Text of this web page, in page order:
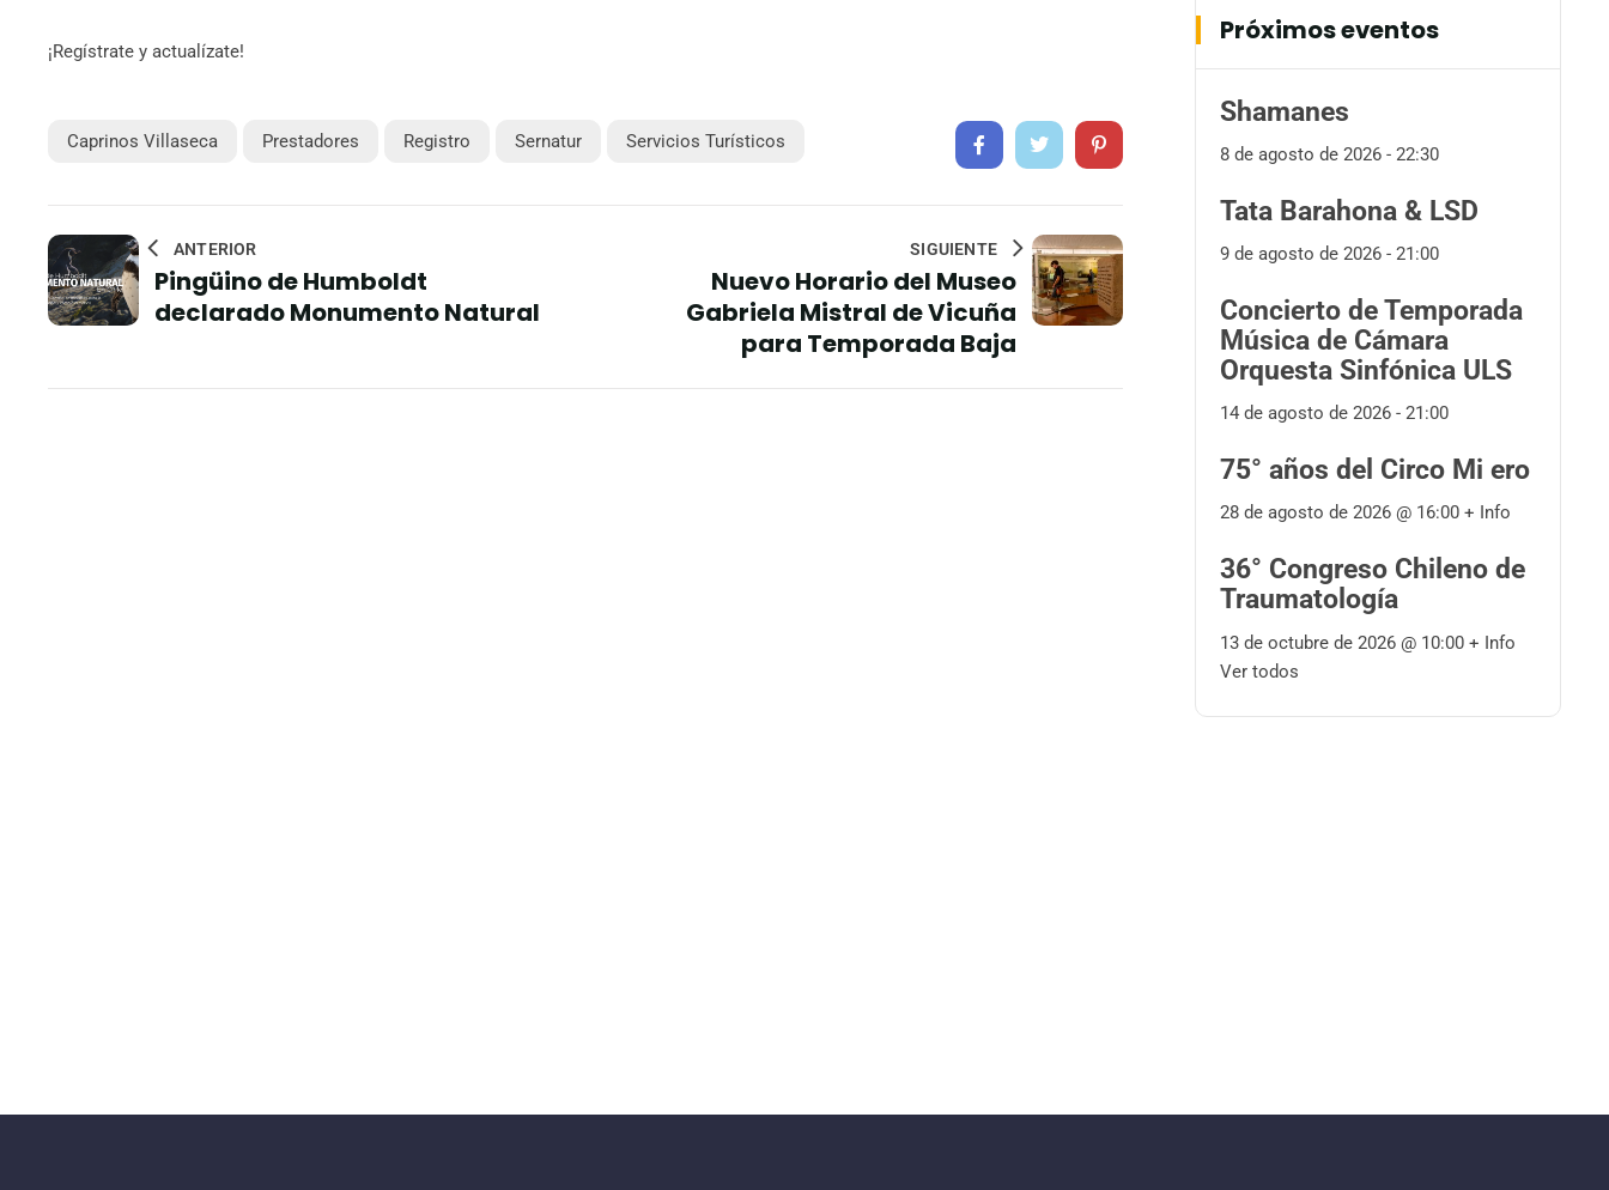
¡Regístrate y actualízate!
Caprinos Villaseca Prestadores Registro Sernatur Servicios Turísticos
ANTERIOR
Pingüino de Humboldt
declarado Monumento Natural
SIGUIENTE
Nuevo Horario del Museo
Gabriela Mistral de Vicuña
para Temporada Baja
Próximos eventos
Shamanes
8 de agosto de 2026 - 22:30
Tata Barahona & LSD
9 de agosto de 2026 - 21:00
Concierto de Temporada
Música de Cámara
Orquesta Sinfónica ULS
14 de agosto de 2026 - 21:00
75° años del Circo Mi ero
28 de agosto de 2026 @ 16:00 + Info
36° Congreso Chileno de
Traumatología
13 de octubre de 2026 @ 10:00 + Info
Ver todos